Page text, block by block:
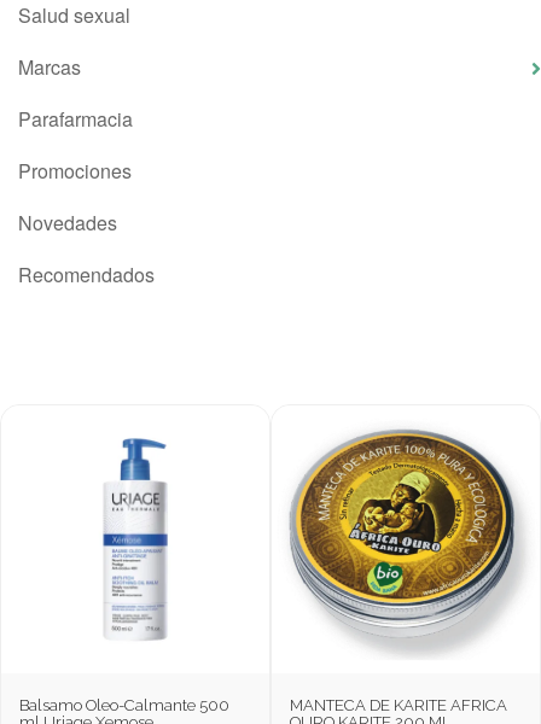
Salud sexual
Marcas
Parafarmacia
Promociones
Novedades
Recomendados
Balsamo Oleo-Calmante 500
MANTECA DE KARITE AFRICA